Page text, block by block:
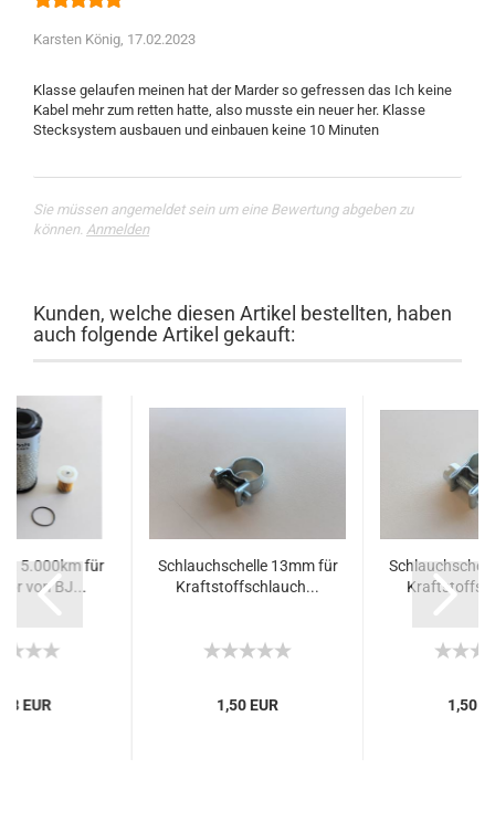
Karsten König, 17.02.2023
Klasse gelaufen meinen hat der Marder so gefressen das Ich keine
Kabel mehr zum retten hatte, also musste ein neuer her. Klasse
Sie müssen angemeldet sein um eine Bewertung abgeben zu
können. Anmelden
Kunden, welche diesen Artikel bestellten, haben
auch folgende Artikel gekauft:
5.000km für
von BJ...
EUR
Schlauchschelle 13mm für
Kraftstoffschlauch...
1,50 EUR 1,50